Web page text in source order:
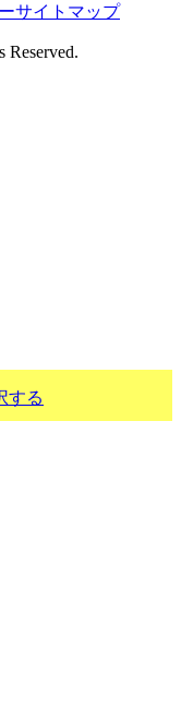
サイトマップ
する